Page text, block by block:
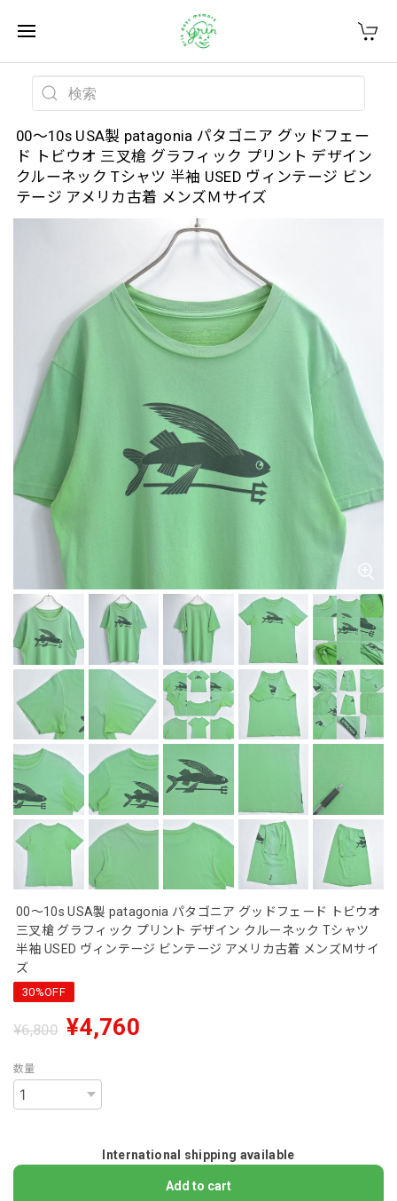
00～10s USA製 patagonia パタゴニア グッドフェー
ド トビウオ 三叉槍 グラフィック プリント デザイン
クルーネック Tシャツ 半袖 USED ヴィンテージ ビン
テージ アメリカ古着 メンズＭサイズ
00～10s USA製 patagonia パタゴニア グッドフェード トビウオ
三叉槍 グラフィック プリント デザイン クルーネック Tシャツ
半袖 USED ヴィンテージ ビンテージ アメリカ古着 メンズＭサイ
ズ
30%OFF
¥6,800 ¥4,760
数量
International shipping available
Add to cart